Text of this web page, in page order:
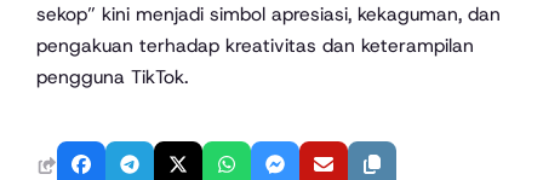
sekop” kini menjadi simbol apresiasi, kekaguman, dan
pengakuan terhadap kreativitas dan keterampilan
pengguna TikTok.